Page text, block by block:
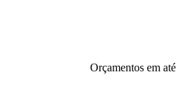
Orçamentos em